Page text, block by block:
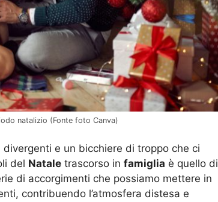
natalizio (Fonte foto Canva)
e un bicchiere di troppo che ci
del Natale trascorso in famiglia è quello di
di accorgimenti che possiamo mettere in
contribuendo l’atmosfera distesa e